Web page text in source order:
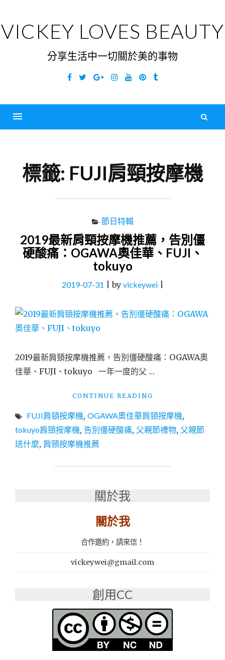
content
VICKEY LOVES BEAUTY
分享生活中一切關於美的事物
Facebook
TwitterGoogleInstagramYouTubePinterest
Tumblr
標籤: FUJI肩頸按摩機
節日特輯
2019最新肩頸按摩機推薦，告別僵
硬酸痛：OGAWA奧佳華、FUJI、
tokuyo
2019-07-31 |by vickeywei|
2019最新肩頸按摩機推薦，告別僵硬酸痛：OGAWA奧
佳華、FUJI、tokuyo 一年一度的父 …
CONTINUE READING
新
肩
OGAWA
FUJI、
TOKUYO"
FUJI肩頸按摩機, OGAWA奧佳華肩頸按摩機,
tokuyo肩頸按摩機, 告別僵硬酸痛, 父親節禮物, 父親節
送什麼, 肩頸按摩機推薦
關於我
關於我
合作邀約，請來信！
vickeywei@gmail.com
創用CC